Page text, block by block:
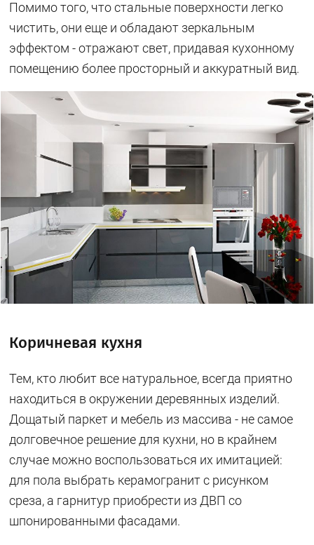
Помимо того, что стальные поверхности легко
чистить, они еще и обладают зеркальным
эффектом - отражают свет, придавая кухонному
помещению более просторный и аккуратный вид.
Коричневая кухня
Тем, кто любит все натуральное, всегда приятно
находиться в окружении деревянных изделий.
Дощатый паркет и мебель из массива - не самое
долговечное решение для кухни, но в крайнем
случае можно воспользоваться их имитацией:
для пола выбрать керамогранит с рисунком
среза, а гарнитур приобрести из ДВП со
шпонированными фасадами.